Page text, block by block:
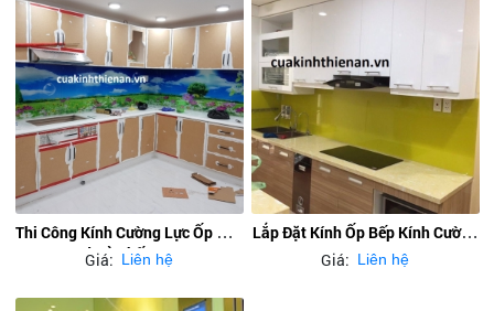
Thi Công Kính Cường Lực Ốp Bếp
3d Rẻ Nhất Hcm
Giá: Liên hệ
Lắp Đặt Kính Ốp Bếp Kính Cường
Lực 8mm
Giá: Liên hệ